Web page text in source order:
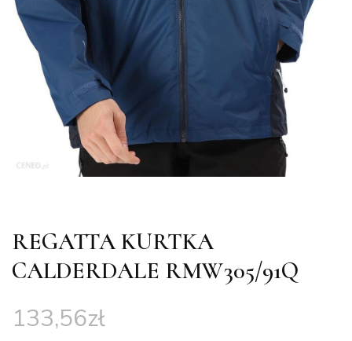
REGATTA KURTKA
CALDERDALE RMW305/91Q
133,56zł